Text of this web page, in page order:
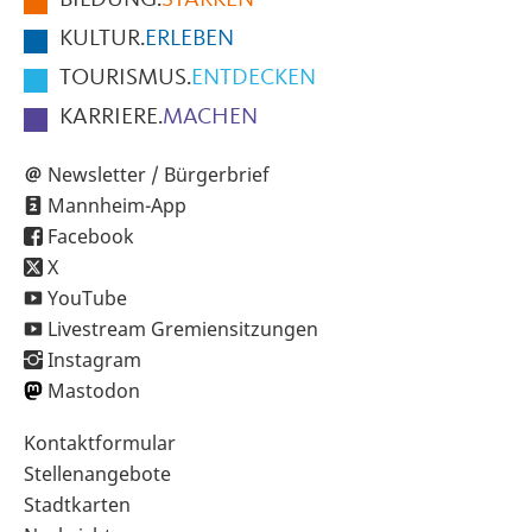
KULTUR.ERLEBEN
TOURISMUS.ENTDECKEN
KARRIERE.MACHEN
Newsletter / Bürgerbrief
Mannheim-App
Facebook
X
YouTube
Livestream Gremiensitzungen
Instagram
Mastodon
Sekundärnavigation
im
Fußbereich
Kontaktformular
Stellenangebote
Stadtkarten